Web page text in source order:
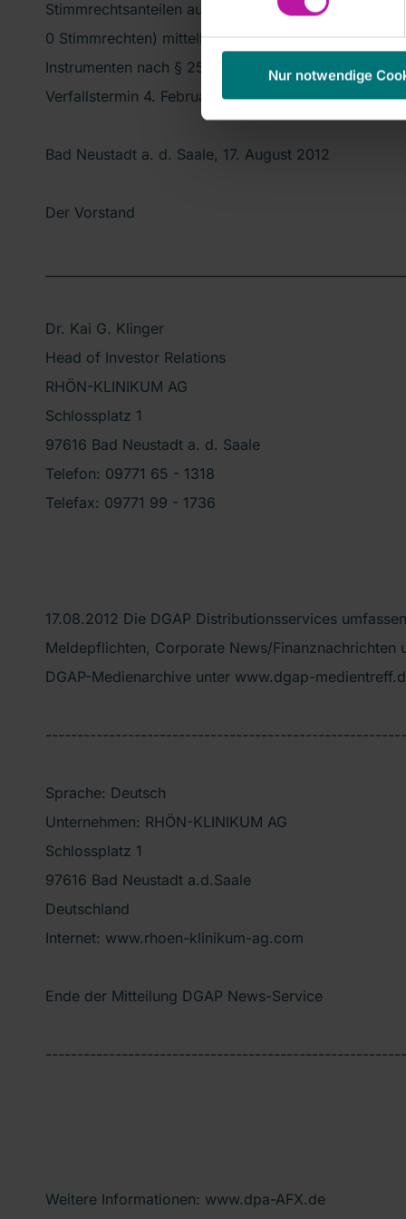
Nur notwendige
Stimmrechtsanteilen aus Instrumenten nach § 25a
0 Stimmrechten) mittelbar gehalten. Bei den
Instrumenten nach § 25a WpHG handelt es sich um
Verfallstermin 4. Februar 2015.
Bad Neustadt a. d. Saale, 17. August 2012
Der Vorstand
Dr. Kai G. Klinger
Head of Investor Relations
RHÖN-KLINIKUM AG
Schlossplatz 1
97616 Bad Neustadt a. d. Saale
Telefon: 09771 65 - 1318
Telefax: 09771 99 - 1736
17.08.2012 Die DGAP Distributionsservices
Meldepflichten, Corporate News/Finanznachrichten
DGAP-Medienarchive unter www.dgap-
Sprache: Deutsch
Unternehmen: RHÖN-KLINIKUM AG
Schlossplatz 1
97616 Bad Neustadt a.d.Saale
Deutschland
Internet: www.rhoen-klinikum-ag.com
Ende der Mitteilung DGAP News-Service
Weitere Informationen: www.dpa-AFX.de